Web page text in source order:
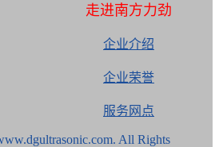
走进南方力劲
企业介绍
企业荣誉
服务网点
All Rights